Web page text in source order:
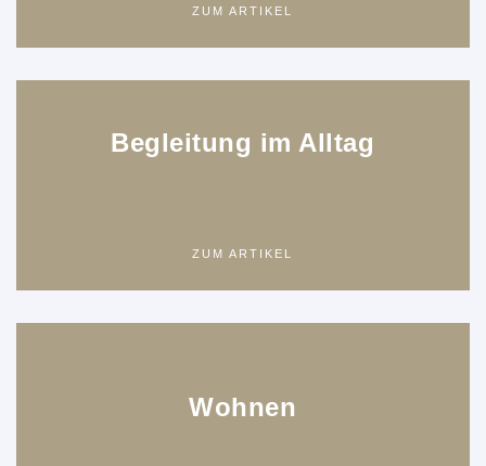
ZUM ARTIKEL
Begleitung im Alltag
ZUM ARTIKEL
Wohnen